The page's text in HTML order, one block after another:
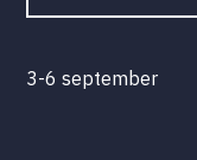
3-6 september